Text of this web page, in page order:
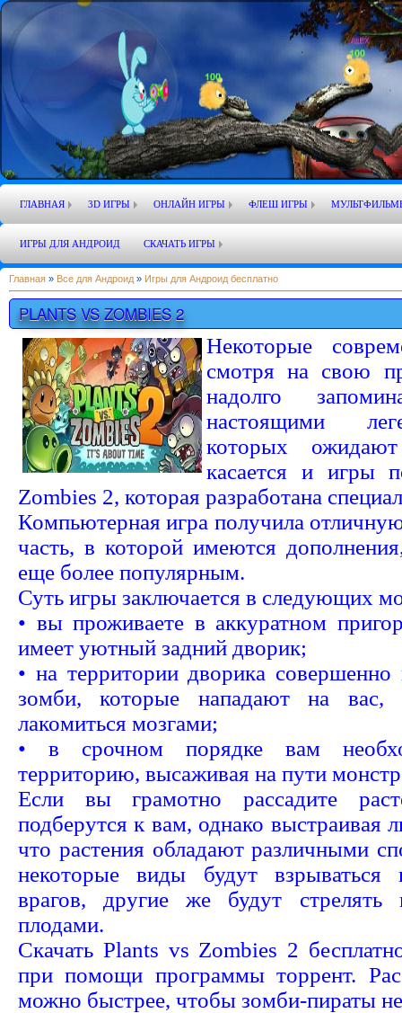
ГЛАВНАЯ 3D ИГРЫ ОНЛАЙН ИГРЫ ФЛЕШ ИГРЫ
ИГРЫ ДЛЯ АНДРОИД СКАЧАТЬ ИГРЫ
Главная » Все для Андроид » Игры для Андроид бесплатно
PLANTS VS ZOMBIES 2
Некоторые
смотря на свою
надолго
настоящими
которых
касается и игры
Zombies 2, которая разработана
Компьютерная игра получила
часть, в которой имеются
еще более популярным.
Суть игры заключается в следующих
• вы проживаете в аккуратном
имеет уютный задний дворик;
• на территории дворика
зомби, которые нападают на
лакомиться мозгами;
• в срочном порядке вам
территорию, высаживая на пути
Если вы грамотно рассадите
подберутся к вам, однако
что растения обладают различными
некоторые виды будут
врагов, другие же будут
плодами.
Скачать Plants vs Zombies 2
при помощи программы торрент.
можно быстрее, чтобы зомби-пираты